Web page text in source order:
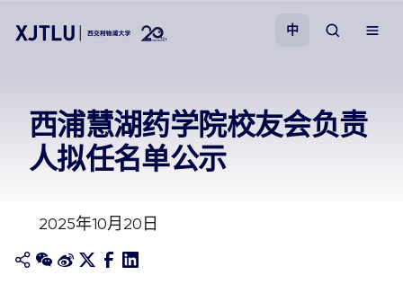
招生
学院
中
西浦慧湖药学院校友会负责
人拟任名单公示
2025年10月20日